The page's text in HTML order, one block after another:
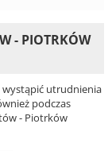
- PIOTRKÓW
wystąpić utrudnienia
podczas
- Piotrków